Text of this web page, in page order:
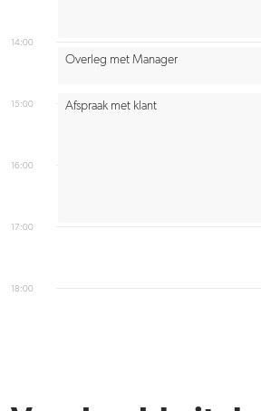
14:00
15:00
16:00
17:00
18:00
Overleg met Manager
Afspraak met klant